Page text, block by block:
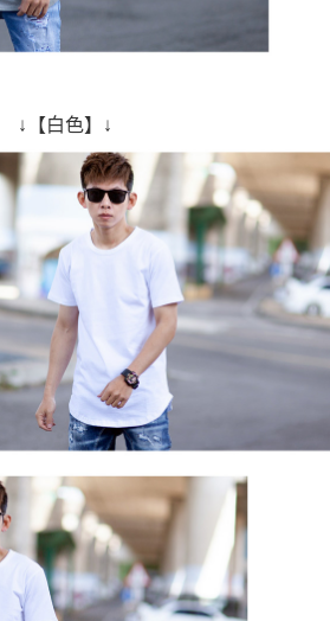
↓【白色】↓